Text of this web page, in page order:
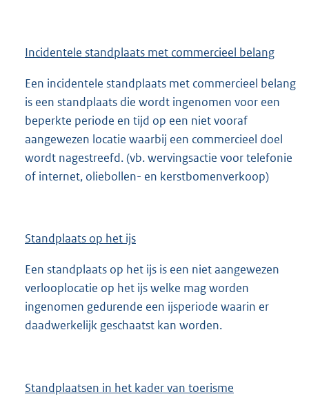
Incidentele standplaats met commercieel belang
Een incidentele standplaats met commercieel belang
is een standplaats die wordt ingenomen voor een
beperkte periode en tijd op een niet vooraf
aangewezen locatie waarbij een commercieel doel
wordt nagestreefd. (vb. wervingsactie voor telefonie
of internet, oliebollen- en kerstbomenverkoop)
Standplaats op het ijs
Een standplaats op het ijs is een niet aangewezen
verlooplocatie op het ijs welke mag worden
ingenomen gedurende een ijsperiode waarin er
daadwerkelijk geschaatst kan worden.
Standplaatsen in het kader van toerisme